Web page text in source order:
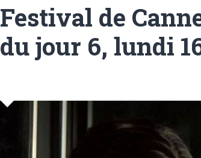
Festival de
du jour 6, lundi